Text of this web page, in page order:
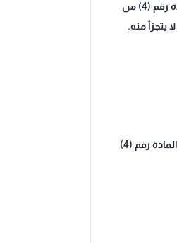
تلتزم شركة التأمين المؤهلة والوسيط المتعاقد معها بإصدار وثيقة التأمين الموحدة وفق النموذج المرفق في الملحق رقم (1)، ومن خلال المسار المحدد في المادة رقم (4) من
يتجزأ منه.
تطبق أسس تعريفة الأسعار الواردة في الملحق رقم (2) والملحق رقم (3) المرفقان بهذا القرار على وثيقة التأمين الموحدة والصادرة من خلال المسار المحدد في المادة رقم (4)